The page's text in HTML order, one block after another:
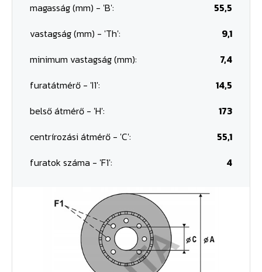
magasság (mm) - 'B':
55,5
vastagság (mm) - 'Th':
9,1
minimum vastagság (mm):
7,4
furatátmérő - 'I1':
14,5
belső átmérő - 'H':
173
centrírozási átmérő - 'C':
55,1
furatok száma - 'F1':
4